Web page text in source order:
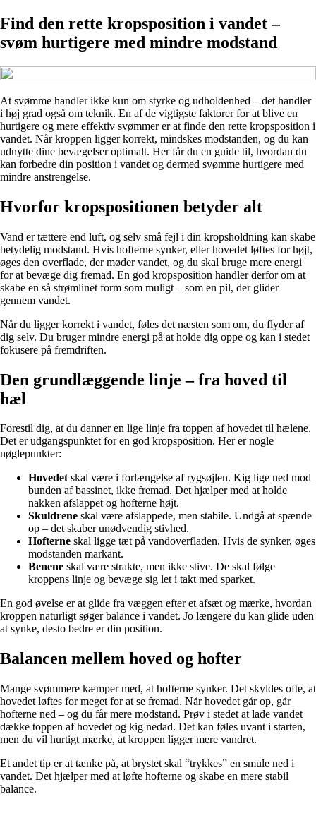
Find den rette kropsposition i vandet –
svøm hurtigere med mindre modstand
At svømme handler ikke kun om styrke og udholdenhed – det handler
i høj grad også om teknik. En af de vigtigste faktorer for at blive en
hurtigere og mere effektiv svømmer er at finde den rette kropsposition i
vandet. Når kroppen ligger korrekt, mindskes modstanden, og du kan
udnytte dine bevægelser optimalt. Her får du en guide til, hvordan du
kan forbedre din position i vandet og dermed svømme hurtigere med
mindre anstrengelse.
Hvorfor kropspositionen betyder alt
Vand er tættere end luft, og selv små fejl i din kropsholdning kan skabe
betydelig modstand. Hvis hofterne synker, eller hovedet løftes for højt,
øges den overflade, der møder vandet, og du skal bruge mere energi
for at bevæge dig fremad. En god kropsposition handler derfor om at
skabe en så strømlinet form som muligt – som en pil, der glider
gennem vandet.
Når du ligger korrekt i vandet, føles det næsten som om, du flyder af
dig selv. Du bruger mindre energi på at holde dig oppe og kan i stedet
fokusere på fremdriften.
Den grundlæggende linje – fra hoved til
hæl
Forestil dig, at du danner en lige linje fra toppen af hovedet til hælene.
Det er udgangspunktet for en god kropsposition. Her er nogle
nøglepunkter:
Hovedetskal være i forlængelse af rygsøjlen. Kig lige ned mod
bunden af bassinet, ikke fremad. Det hjælper med at holde
nakken afslappet og hofterne højt.
Skuldrene skal være afslappede, men stabile. Undgå at spænde
op – det skaber unødvendig stivhed.
Hofterne skal ligge tæt på vandoverfladen. Hvis de synker, øges
modstanden markant.
Benene skal være strakte, men ikke stive. De skal følge
kroppens linje og bevæge sig let i takt med sparket.
En god øvelse er at glide fra væggen efter et afsæt og mærke, hvordan
kroppen naturligt søger balance i vandet. Jo længere du kan glide uden
at synke, desto bedre er din position.
Balancen mellem hoved og hofter
Mange svømmere kæmper med, at hofterne synker. Det skyldes ofte, at
hovedet løftes for meget for at se fremad. Når hovedet går op, går
hofterne ned – og du får mere modstand. Prøv i stedet at lade vandet
dække toppen af hovedet og kig nedad. Det kan føles uvant i starten,
men du vil hurtigt mærke, at kroppen ligger mere vandret.
Et andet tip er at tænke på, at brystet skal “trykkes” en smule ned i
vandet. Det hjælper med at løfte hofterne og skabe en mere stabil
balance.